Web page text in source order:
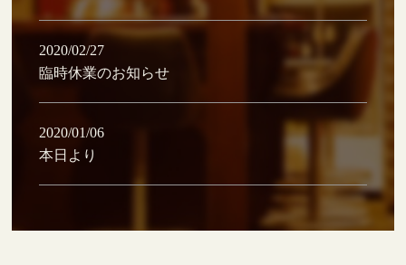
2020/02/27
臨時休業のお知らせ
2020/01/06
本日より